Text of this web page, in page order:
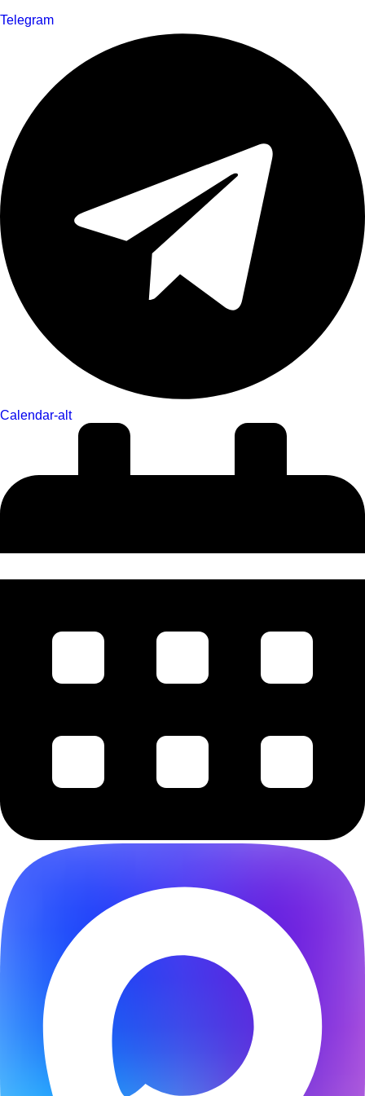
Telegram
Calendar-alt